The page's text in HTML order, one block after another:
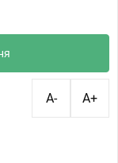
A- A+